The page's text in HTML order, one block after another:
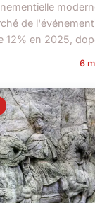
de
12% en 2025,
6